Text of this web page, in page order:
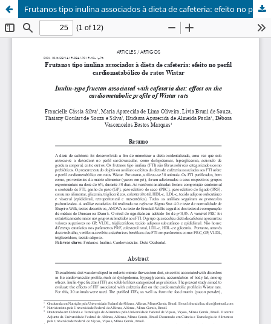
Frutanos tipo inulina associados à dieta de cafeteria: efeito no perfil cardiometabólico de ratos Wistar